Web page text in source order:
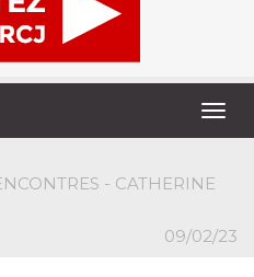
- CATHERINE
09/02/23